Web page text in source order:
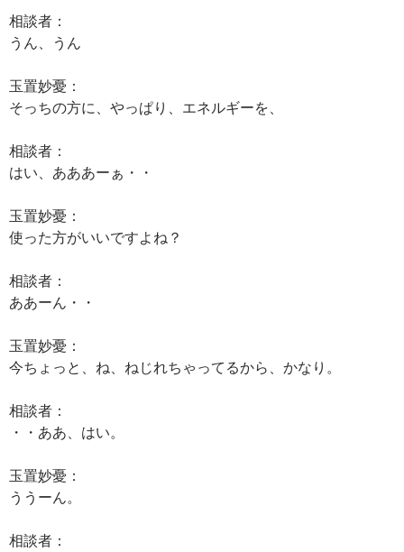
相談者：
うん、うん
玉置妙憂：
そっちの方に、やっぱり、エネルギーを、
相談者：
はい、あああーぁ・・
玉置妙憂：
使った方がいいですよね？
相談者：
ああーん・・
玉置妙憂：
今ちょっと、ね、ねじれちゃってるから、かなり。
相談者：
・・ああ、はい。
玉置妙憂：
ううーん。
相談者：